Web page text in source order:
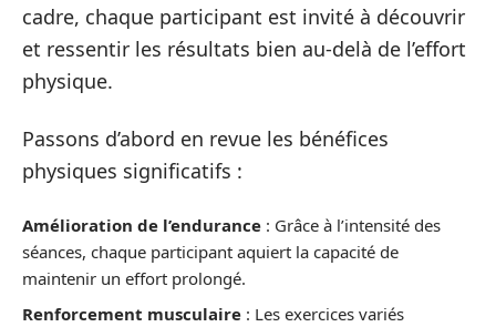
cadre, chaque participant est invité à découvrir
et ressentir les résultats bien au-delà de l’effort
physique.
Passons d’abord en revue les bénéfices
physiques significatifs :
Amélioration de l’endurance : Grâce à l’intensité des
séances, chaque participant aquiert la capacité de
maintenir un effort prolongé.
Renforcement musculaire : Les exercices variés